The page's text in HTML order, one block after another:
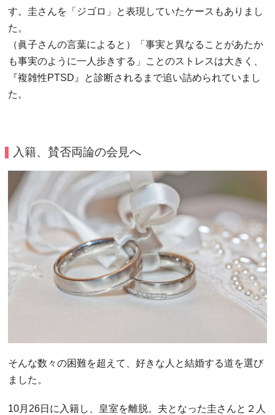
す。圭さんを「ジゴロ」と表現していたケースもありまし
た。
（眞子さんの言葉によると）「事実と異なることがあたか
も事実のように一人歩きする」ことのストレスは大きく、
『複雑性PTSD』と診断されるまで追い詰められていまし
た。
入籍、賛否両論の会見へ
そんな数々の困難を超えて、好きな人と結婚する道を選び
ました。
10月26日に入籍し、皇室を離脱。夫となった圭さんと２人